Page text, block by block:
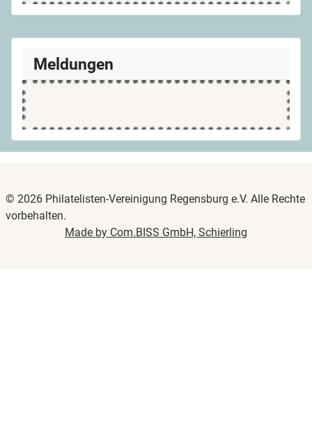
Meldungen
© 2026 Philatelisten-Vereinigung Regensburg e.V. Alle Rechte
vorbehalten.
Made by Com.BISS GmbH, Schierling